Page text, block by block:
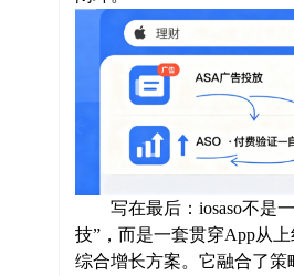
写在最后：iosaso不是一
技”，而是一套贯穿App从
综合增长方案。它融合了策